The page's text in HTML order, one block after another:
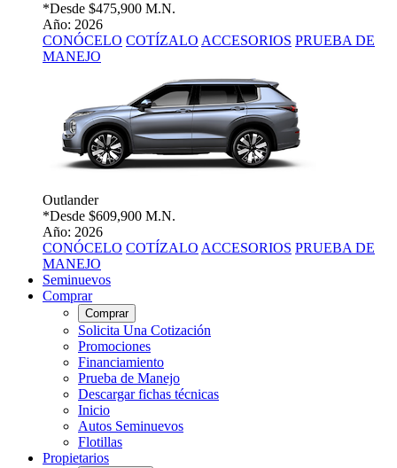
*Desde $475,900 M.N.
Año: 2026
CONÓCELO COTÍZALO ACCESORIOS PRUEBA DE
MANEJO
Outlander
*Desde $609,900 M.N.
Año: 2026
CONÓCELO COTÍZALO ACCESORIOS PRUEBA DE
MANEJO
Seminuevos
Comprar
Comprar
Solicita Una Cotización
Promociones
Financiamiento
Prueba de Manejo
Descargar fichas técnicas
Inicio
Autos Seminuevos
Flotillas
Propietarios